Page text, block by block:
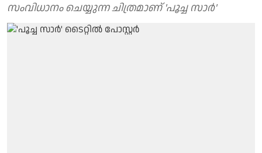
സംവിധാനം ചെയ്യുന്ന ചിത്രമാണ് 'പൂച്ച സാർ'